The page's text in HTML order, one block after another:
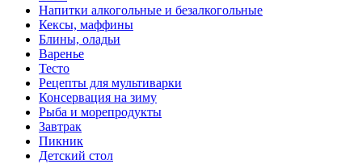
Напитки алкогольные и безалкогольные
Кексы, маффины
Блины, оладьи
Варенье
Тесто
Рецепты для мультиварки
Консервация на зиму
Рыба и морепродукты
Завтрак
Пикник
Детский стол